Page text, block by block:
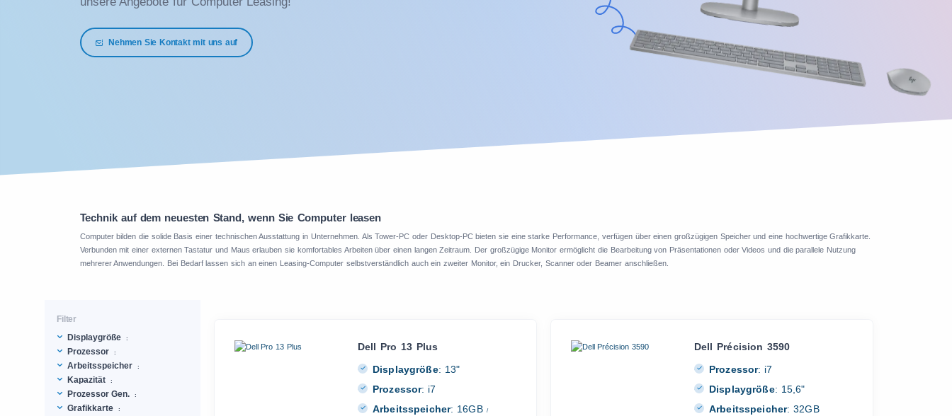
Nehmen Sie Kontakt mit uns auf
Technik auf dem neuesten Stand, wenn Sie Computer leasen
Computer bilden die solide Basis einer technischen Ausstattung in Unternehmen. Als Tower-PC oder Desktop-PC bieten sie eine starke Performance, verfügen über einen großzügigen Speicher und eine hochwertige Grafikkarte.
Verbunden mit einer externen Tastatur und Maus erlauben sie komfortables Arbeiten über einen langen Zeitraum. Der großzügige Monitor ermöglicht die Bearbeitung von Präsentationen oder Videos und die parallele Nutzung
mehrerer Anwendungen. Bei Bedarf lassen sich an einen Leasing-Computer selbstverständlich auch ein zweiter Monitor, ein Drucker, Scanner oder Beamer anschließen.
Dell Pro 13 Plus
Displaygröße: 13"
Prozessor: i7
Arbeitsspeicher: 16GB /
Dell Précision 3590
Prozessor: i7
Displaygröße: 15,6"
Arbeitsspeicher: 32GB
Filter
Displaygröße
:
Prozessor :
Arbeitsspeicher :
Kapazität :
Prozessor Gen. :
Grafikkarte :